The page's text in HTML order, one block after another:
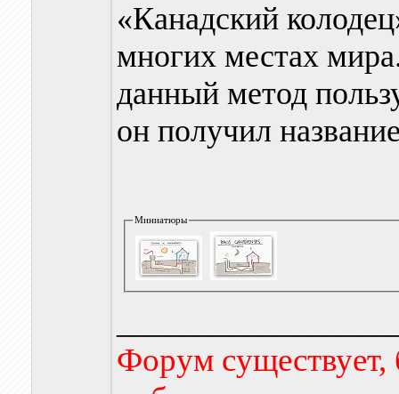
«Канадский
многих местах
данный метод
он получил
Миниатюры
Форум существует,